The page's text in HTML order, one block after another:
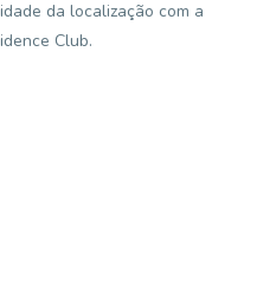
da localização com a
Club.